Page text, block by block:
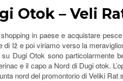
Otok – Veli
in paese e acquistare
Iž e poi viriamo verso la
Dugi Otok sono particolarmente
e il capo a Nord di Dugi otok.
nord del promontorio di Veliki